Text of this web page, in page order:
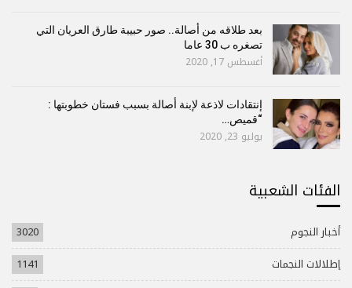
بعد طلاقه من أصالة.. صور حبيبة طارق العريان التي
تصغره ب 30 عاما
أغسطس 17, 2020
إنتقادات لاذعة لإبنة أصالة بسبب فستان خطوبتها :
“قميص…
يوليو 23, 2020
الفئات الشعبية
أخبار النجوم
3020
إطلالات النجمات
1141